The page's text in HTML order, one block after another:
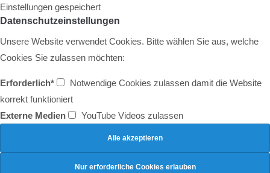
Einstellungen gespeichert
Datenschutzeinstellungen
Unsere Website verwendet Cookies. Bitte wählen Sie aus, welche
Cookies Sie zulassen möchten:
Erforderlich*
Notwendige Cookies zulassen damit die Website
korrekt funktioniert
Externe Medien
YouTube Videos zulassen